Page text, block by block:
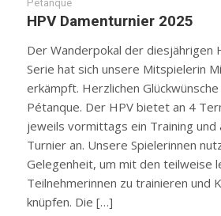
HPV Damenturnier 2025
Der Wanderpokal der diesjährigen
Serie hat sich unsere Mitspielerin
erkämpft. Herzlichen
Pétanque. Der HPV bietet an 4
jeweils vormittags ein Training und
Turnier an. Unsere Spielerinnen
Gelegenheit, um mit den teilweise
Teilnehmerinnen zu trainieren und
knüpfen. Die […]